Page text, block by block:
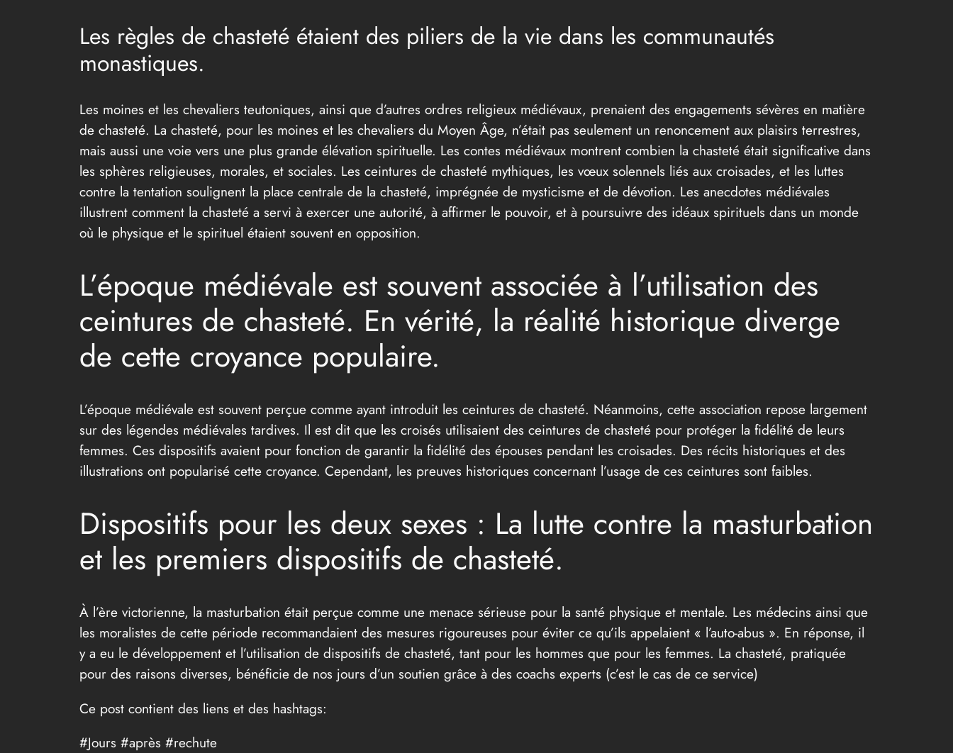
Les règles de chasteté étaient des piliers de la vie dans les communautés
monastiques.
Les moines et les chevaliers teutoniques, ainsi que d’autres ordres religieux médiévaux, prenaient des engagements sévères en matière
de chasteté. La chasteté, pour les moines et les chevaliers du Moyen Âge, n’était pas seulement un renoncement aux plaisirs terrestres,
mais aussi une voie vers une plus grande élévation spirituelle. Les contes médiévaux montrent combien la chasteté était significative dans
les sphères religieuses, morales, et sociales. Les ceintures de chasteté mythiques, les vœux solennels liés aux croisades, et les luttes
contre la tentation soulignent la place centrale de la chasteté, imprégnée de mysticisme et de dévotion. Les anecdotes médiévales
illustrent comment la chasteté a servi à exercer une autorité, à affirmer le pouvoir, et à poursuivre des idéaux spirituels dans un monde
où le physique et le spirituel étaient souvent en opposition.
L’époque médiévale est souvent associée à l’utilisation des
ceintures de chasteté. En vérité, la réalité historique diverge
de cette croyance populaire.
L’époque médiévale est souvent perçue comme ayant introduit les ceintures de chasteté. Néanmoins, cette association repose largement
sur des légendes médiévales tardives. Il est dit que les croisés utilisaient des ceintures de chasteté pour protéger la fidélité de leurs
femmes. Ces dispositifs avaient pour fonction de garantir la fidélité des épouses pendant les croisades. Des récits historiques et des
illustrations ont popularisé cette croyance. Cependant, les preuves historiques concernant l’usage de ces ceintures sont faibles.
Dispositifs pour les deux sexes : La lutte contre la masturbation
et les premiers dispositifs de chasteté.
À l’ère victorienne, la masturbation était perçue comme une menace sérieuse pour la santé physique et mentale. Les médecins ainsi que
les moralistes de cette période recommandaient des mesures rigoureuses pour éviter ce qu’ils appelaient « l’auto-abus ». En réponse, il
y a eu le développement et l’utilisation de dispositifs de chasteté, tant pour les hommes que pour les femmes. La chasteté, pratiquée
pour des raisons diverses, bénéficie de nos jours d’un soutien grâce à des coachs experts (c’est le cas de ce service)
Ce post contient des liens et des hashtags:
#Jours #après #rechute